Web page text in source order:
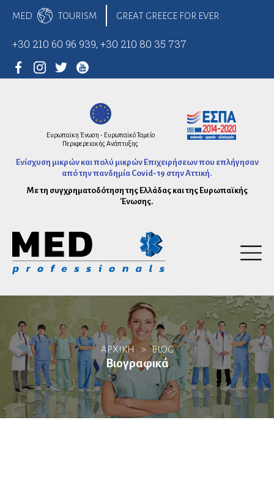
MED TOURISM GREAT GREECE FOR EVER
+30 210 60 96 939, +30 210 80 35 737
Ευρωπαϊκη Ένωση - Ευρωπαϊκό Ταμείο
Περιφερειακής Ανάπτυξης
Ενίσχυση μικρών και πολύ μικρών Επιχειρήσεων που επλήγησαν
από την πανδημία Covid-19 στην Αττική.
Με τη συγχρηματοδότηση της Ελλάδας και της Ευρωπαϊκής
Ένωσης.
Αρχική
Δίκτυο Υγείας
Αγγειοχειρουργοί
Θρόμβωση & Αιμόσταση
Ακτινοδιαγνώστες
Ακτινοθεραπευτές
ΑΡΧΙΚΗ > BLOG
Βιογραφικά